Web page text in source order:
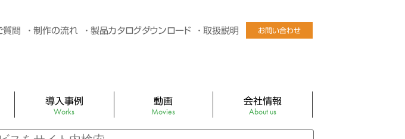
質問 制作の流れ 製品カタログダウンロード 取扱説明
お問い合わせ
導入事例
Works
動画
Movies
YouTube公式チャンネル
会社情報
About us
社長あいさつ